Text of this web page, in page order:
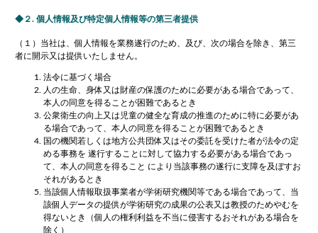
２. 個人情報及び特定個人情報等の第三者提供
（１）当社は、個人情報を業務遂行のため、及び、次の場合を除き、第三
者に開示又は提供いたしません。
法令に基づく場合
人の生命、身体又は財産の保護のために必要がある場合であって、
本人の同意を得ることが困難であるとき
公衆衛生の向上又は児童の健全な育成の推進のために特に必要があ
る場合であって、本人の同意を得ることが困難であるとき
国の機関若しくは地方公共団体又はその委託を受けた者が法令の定
める事務を 遂行することに対して協力する必要がある場合であっ
て、本人の同意を得ること により当該事務の遂行に支障を及ぼすお
それがあるとき
当該個人情報取扱事業者が学術研究機関等である場合であって、当
該個人データの提供が学術研究の成果の公表又は教授のためやむを
得ないとき（個人の権利利益を不当に侵害するおそれがある場合を
除く）